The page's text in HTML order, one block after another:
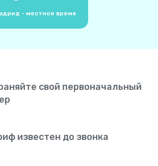
- местное время
свой первоначальный
известен до звонка